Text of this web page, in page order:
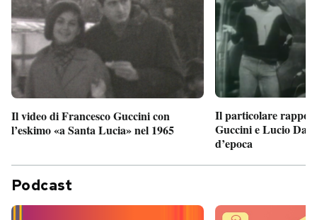
Il video di Francesco Guccini con
l’eskimo «a Santa Lucia» nel 1965
Il particolare
Guccini e Lucio
d’epoca
Podcast